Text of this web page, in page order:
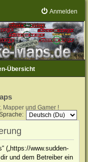
Anmelden
Übersicht
Mapper und Gamer !
(„https://www.sudden-
und dem Betreiber ein